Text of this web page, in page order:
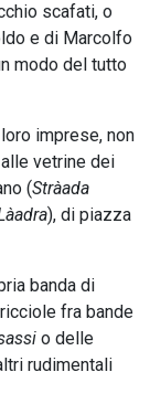
scafati, o
e di Marcolfo
modo del tutto
imprese, non
vetrine dei
(Stràada
), di piazza
banda di
fra bande
o delle
rudimentali